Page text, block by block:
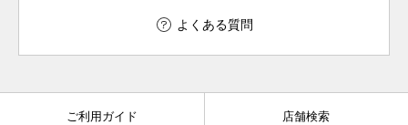
よくある質問
ご利用ガイド 店舗検索